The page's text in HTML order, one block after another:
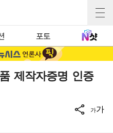
포토
제작자증명 인증
가가